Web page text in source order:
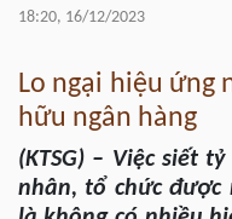
18:20, 16/12/2023
Lo ngại hiệu ứng
hữu ngân hàng
(KTSG) – Việc siết
nhân, tổ chức được